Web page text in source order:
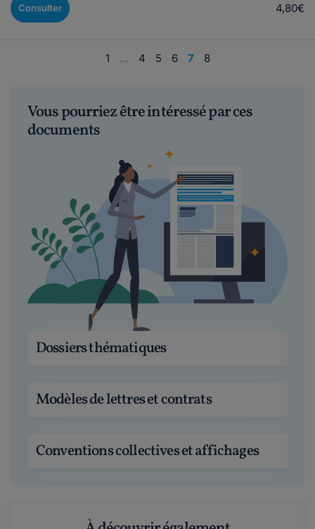
Consulter 4,80€
1 … 4 5 6 7 8
Vous pourriez être intéressé par ces
documents
Dossiers thématiques
Modèles de lettres et contrats
Conventions collectives et affichages